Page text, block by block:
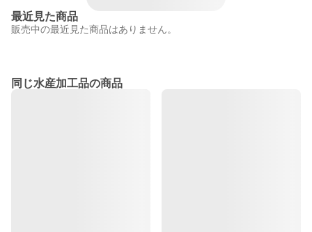
最近見た商品
販売中の最近見た商品はありません。
同じ水産加工品の商品